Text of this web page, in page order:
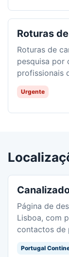
Roturas
Roturas de
pesquisa por
profissionais
Urgente
Página de
Lisboa, com
contactos de
Portugal